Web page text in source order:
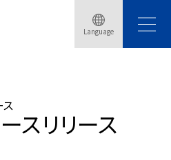
Language
月15日）
ス
スリリース